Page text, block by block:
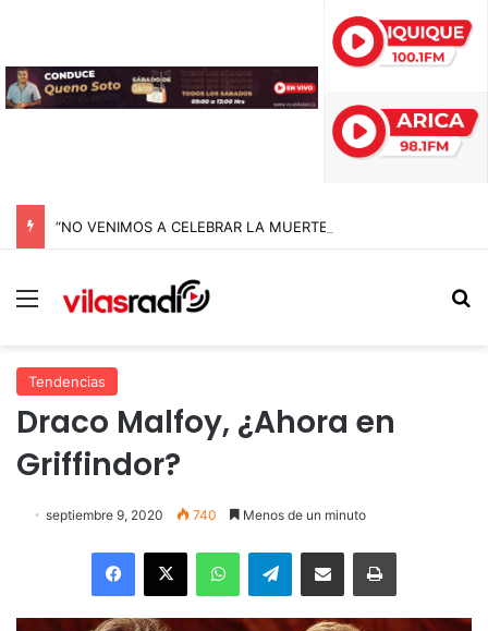
Menú
Tendencias
Draco Malfoy, ¿Ahora en
Griffindor?
septiembre 9, 2020 740 Menos de un minuto
Facebook
X WhatsAppTelegramEnviar vía email Imprimir